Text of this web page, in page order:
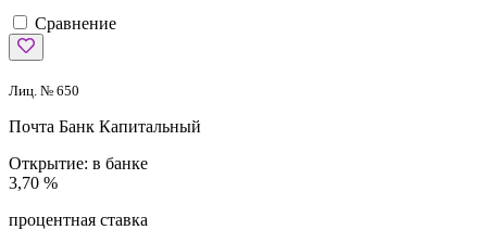
Сравнение
Лиц. № 650
Почта Банк Капитальный
Открытие: в банке
3,70 %
процентная ставка